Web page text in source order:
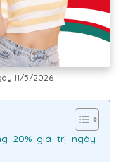
11/5/2026
20% giá trị ngày